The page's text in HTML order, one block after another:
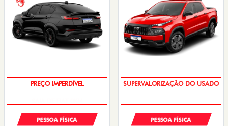
SAIA DE FIAT 0KM
PESSOA FÍSICA
COM USADO NA TROCA
PESSOA FÍSICA